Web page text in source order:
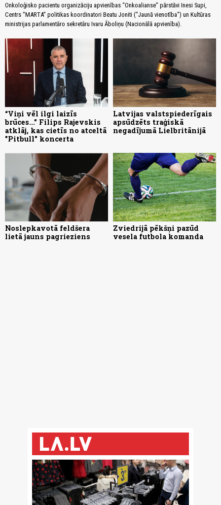
Onkoloģisko pacientu organizāciju apvienības “Onkoalianse” pārstāvi Inesi Supi,
Centrs “MARTA” politikas koordinatori Beatu Joniti ("Jaunā vienotība") un Kultūras
ministrijas parlamentāro sekretāru Ivaru Āboliņu (Nacionālā apvienība).
“Viņi vēl ilgi laizīs
brūces...” Filips Rajevskis
atklāj, kas cietīs no atceltā
"Pitbull" koncerta
Latvijas valstspiederīgais
apsūdzēts traģiskā
negadījumā Lielbritānijā
Noslepkavotā feldšera
lietā jauns pagrieziens
Zviedrijā pēkšņi pazūd
vesela futbola komanda